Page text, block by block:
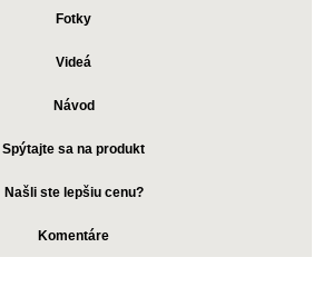
Fotky
Videá
Návod
Spýtajte sa na produkt
Našli ste lepšiu cenu?
Komentáre